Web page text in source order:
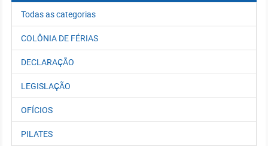
Todas as categorias
COLÔNIA DE FÉRIAS
DECLARAÇÃO
LEGISLAÇÃO
OFÍCIOS
PILATES